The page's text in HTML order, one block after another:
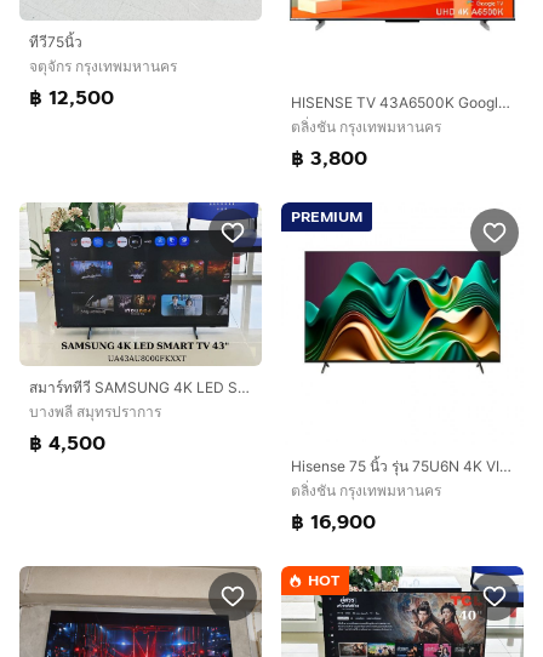
ทีวี75นิ้ว
จตุจักร กรุงเทพมหานคร
฿ 12,500
HISENSE TV 43A6500K Google TV 43 นิ้ว 4K UHD LED
ตลิ่งชัน กรุงเทพมหานคร
฿ 3,800
สมาร์ททีวี SAMSUNG 4K LED SMART TV 43 นิ้ว มือสอง ประกันศูนย์
บางพลี สมุทรปราการ
฿ 4,500
PREMIUM
Hisense 75 นิ้ว รุ่น 75U6N 4K VIDAA 75U6N
ตลิ่งชัน กรุงเทพมหานคร
฿ 16,900
HOT